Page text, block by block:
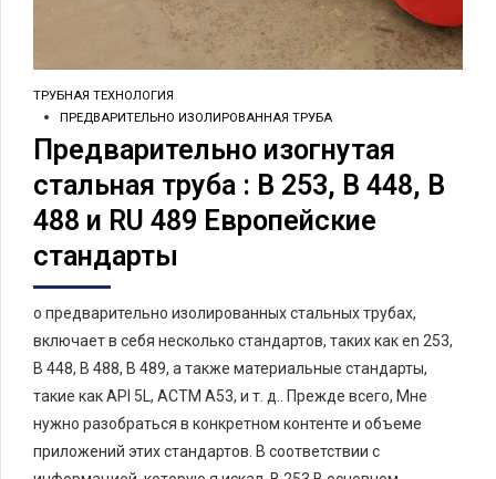
ТРУБНАЯ ТЕХНОЛОГИЯ
ПРЕДВАРИТЕЛЬНО ИЗОЛИРОВАННАЯ ТРУБА
Предварительно изогнутая
стальная труба : В 253, В 448, В
488 и RU 489 Европейские
стандарты
о предварительно изолированных стальных трубах,
включает в себя несколько стандартов, таких как en 253,
В 448, В 488, В 489, а также материальные стандарты,
такие как API 5L, АСТМ А53, и т. д.. Прежде всего, Мне
нужно разобраться в конкретном контенте и объеме
приложений этих стандартов. В соответствии с